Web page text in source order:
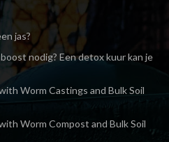
jas?
nodig? Een detox kuur kan je
Worm Castings and Bulk Soil
Worm Compost and Bulk Soil